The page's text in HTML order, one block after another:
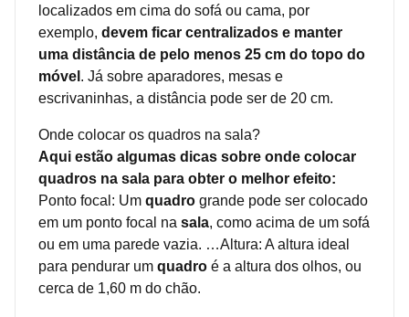
localizados em cima do sofá ou cama, por
exemplo, devem ficar centralizados e manter
uma distância de pelo menos 25 cm do topo do
móvel . Já sobre aparadores, mesas e
escrivaninhas, a distância pode ser de 20 cm.
Onde colocar os quadros na sala?
Aqui estão algumas dicas sobre onde colocar
quadros na sala para obter o melhor efeito:
Ponto focal: Um quadro grande pode ser colocado
em um ponto focal na sala, como acima de um sofá
ou em uma parede vazia. …Altura: A altura ideal
para pendurar um quadro é a altura dos olhos, ou
cerca de 1,60 m do chão.